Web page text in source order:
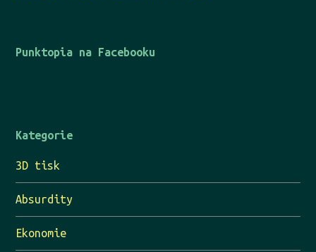
Punktopia na Facebooku
Kategorie
3D tisk
Absurdity
Ekonomie